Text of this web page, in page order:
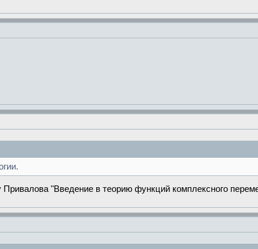
"Введение в теорию функций комплексного